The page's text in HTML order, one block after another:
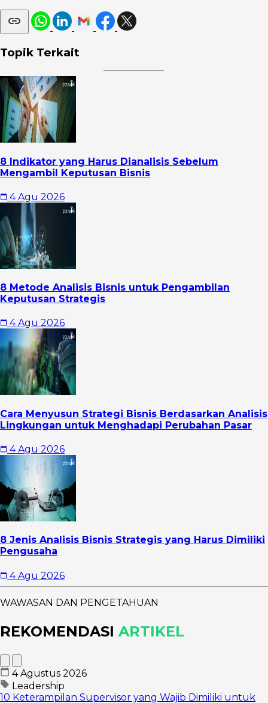
Topik Terkait
8 Indikator yang Harus Dianalisis Sebelum
Mengambil Keputusan Bisnis
4 Agu 2026
8 Metode Analisis Bisnis untuk Pengambilan
Keputusan Strategis
4 Agu 2026
Cara Menyusun Strategi Bisnis Berdasarkan Analisis
Lingkungan untuk Menghadapi Perubahan Pasar
4 Agu 2026
8 Jenis Analisis Bisnis Strategis yang Harus Dimiliki
Pengusaha
4 Agu 2026
WAWASAN DAN PENGETAHUAN
REKOMENDASI ARTIKEL
4 Agustus 2026
Leadership
10 Keterampilan Supervisor yang Wajib Dimiliki untuk